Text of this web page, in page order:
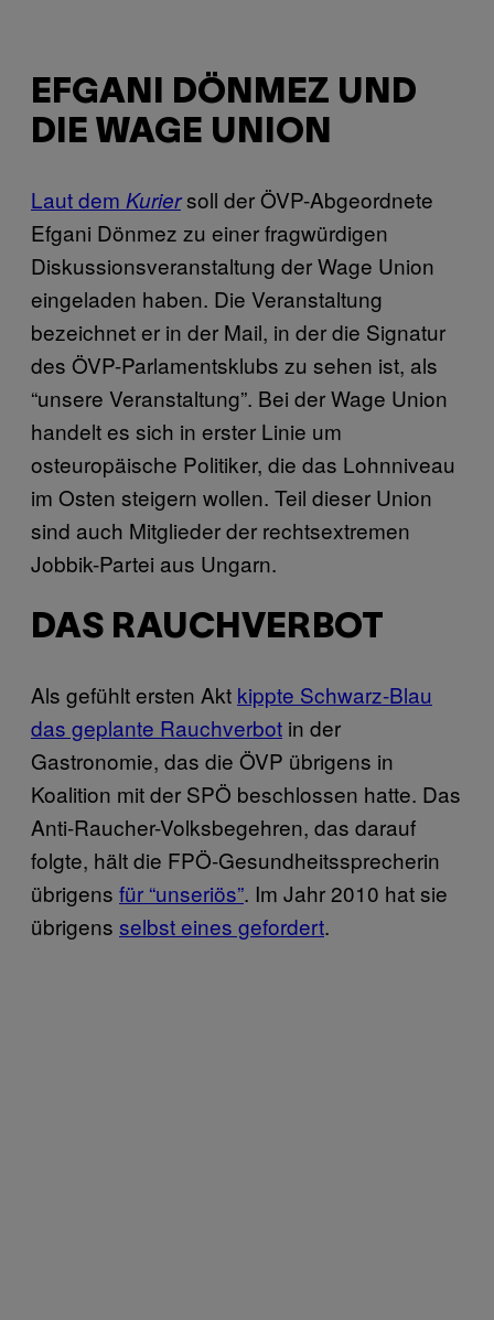
EFGANI DÖNMEZ UND
DIE WAGE UNION
Laut dem Kuriersoll der ÖVP-Abgeordnete
Efgani Dönmez zu einer fragwürdigen
Diskussionsveranstaltung der Wage Union
eingeladen haben. Die Veranstaltung
bezeichnet er in der Mail, in der die Signatur
des ÖVP-Parlamentsklubs zu sehen ist, als
“unsere Veranstaltung”. Bei der Wage Union
handelt es sich in erster Linie um
osteuropäische Politiker, die das Lohnniveau
im Osten steigern wollen. Teil dieser Union
sind auch Mitglieder der rechtsextremen
Jobbik-Partei aus Ungarn.
DAS RAUCHVERBOT
Als gefühlt ersten Akt kippte Schwarz-Blau
das geplante Rauchverbot in der
Gastronomie, das die ÖVP übrigens in
Koalition mit der SPÖ beschlossen hatte. Das
Anti-Raucher-Volksbegehren, das darauf
folgte, hält die FPÖ-Gesundheitssprecherin
übrigens für “unseriös”. Im Jahr 2010 hat sie
übrigens selbst eines gefordert.